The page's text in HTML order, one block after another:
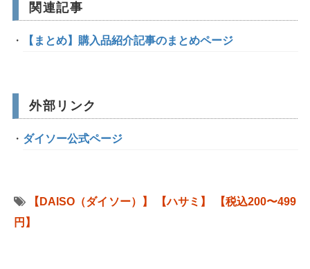
関連記事
【まとめ】購入品紹介記事のまとめページ
外部リンク
ダイソー公式ページ
【DAISO（ダイソー）】 【ハサミ】
【税込200〜499
円】